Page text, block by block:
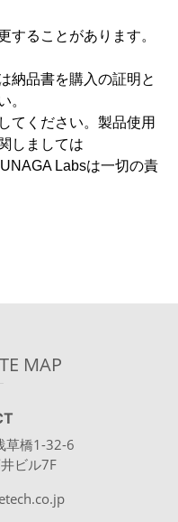
ることがあります。
納品書を購入の証明と
。
てください。製品使用
しましては
Labsは一切の責
MAP
草橋1-32-6
ビル7F